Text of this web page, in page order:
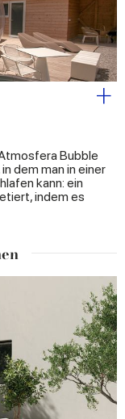
Bubble
dem man in einer
kann: ein
indem es